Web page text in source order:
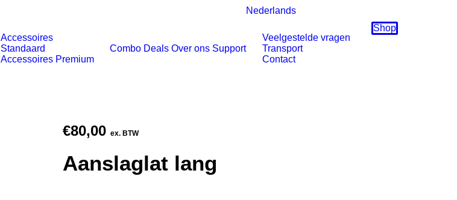
Nederlands
Accessoires
Standaard
Accessoires Premium
Combo Deals Over ons Support
Veelgestelde vragen
Transport
Contact
Shop
€80,00 ex. BTW
Aanslaglat lang